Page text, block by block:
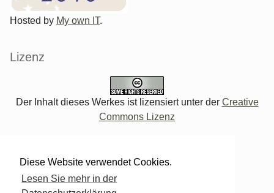
Diese Website verwendet Cookies.
Lesen Sie mehr in der
Hosted by My own IT.
Lizenz
Der Inhalt dieses Werkes ist lizensiert unter der Creative
Commons Lizenz
Login